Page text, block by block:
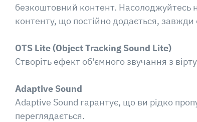
безкоштовний контент.
контенту, що постійно додається,
OTS Lite (Object Tracking Sound Lite)
Створіть ефект об'ємного звучання з
Adaptive Sound
Adaptive Sound гарантує, що ви рідко
переглядається.